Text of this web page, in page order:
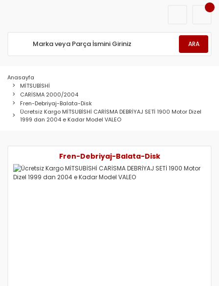
ARA
Anasayfa
MİTSUBİSHİ
CARİSMA 2000/2004
Fren-Debriyaj-Balata-Disk
Ücretsiz Kargo MİTSUBİSHİ CARİSMA DEBRİYAJ SETİ 1900 Motor Dizel
1999 dan 2004 e Kadar Model VALEO
Fren-Debriyaj-Balata-Disk